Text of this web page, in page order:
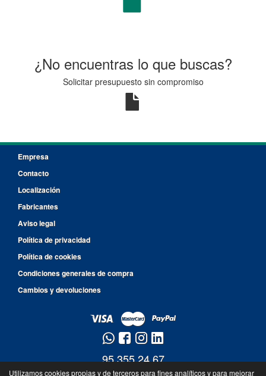
¿No encuentras lo que buscas?
Solicitar presupuesto sin compromiso
Empresa
Contacto
Localización
Fabricantes
Aviso legal
Política de privacidad
Política de cookies
Condiciones generales de compra
Cambios y devoluciones
95 355 24 67
Utilizamos cookies propias y de terceros para fines analíticos y para mejorar